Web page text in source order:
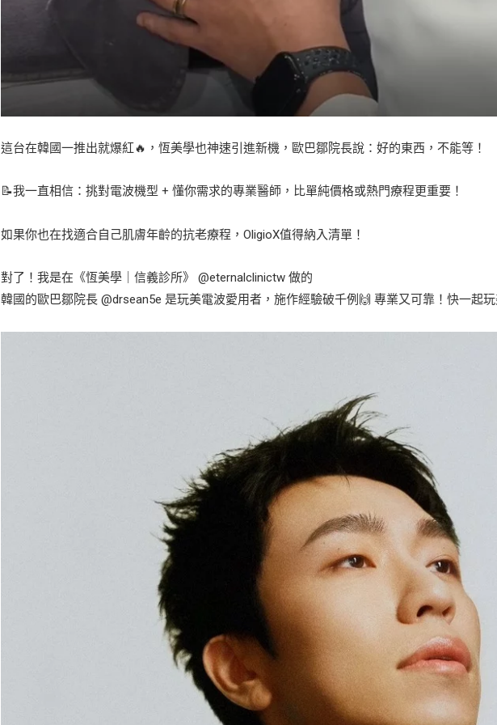
這台在韓國一推出就爆紅🔥，恆美學也神速引進新機，歐巴鄒院長說：好的東西，不能等！
📝我一直相信：挑對電波機型 + 懂你需求的專業醫師，比單純價格或熱門療程更重要！
如果你也在找適合自己肌膚年齡的抗老療程，OligioX值得納入清單！
對了！我是在《恆美學｜信義診所》 @eternalclinictw 做的
韓國的歐巴鄒院長 @drsean5e 是玩美電波愛用者，施作經驗破千例🙌 專業又可靠！快一起玩